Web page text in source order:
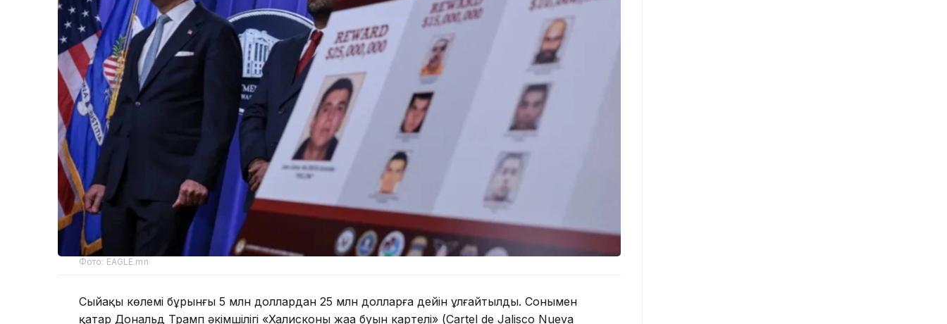
Фото: EAGLE.mn
Сыйақы көлемі бұрынғы 5 млн доллардан 25 млн долларға дейін ұлғайтылды. Сонымен
қатар Дональд Трамп әкімшілігі «Халисконың жаңа буын картелі» (Cartel de Jalisco Nueva